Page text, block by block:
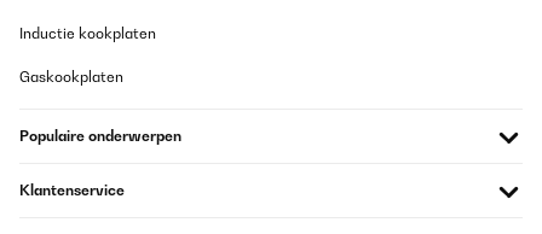
empfehlen.Einzig die Lieferung könnte bessser koordiniert sein.
Amazon-Benutzer
15/05/2023
Inductie kookplaten
Gaskookplaten
Populaire onderwerpen
Klantenservice